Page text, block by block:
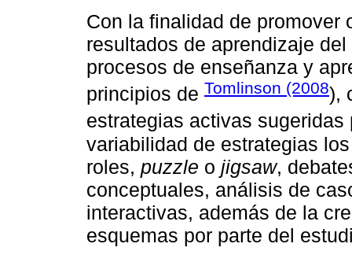
Con la finalidad de promover
resultados de aprendizaje
procesos de enseñanza y
principios de Tomlinson (2008),
estrategias activas
variabilidad de estrategias
roles, puzzle o jigsaw,
conceptuales, análisis de
interactivas, además de la
esquemas por parte del